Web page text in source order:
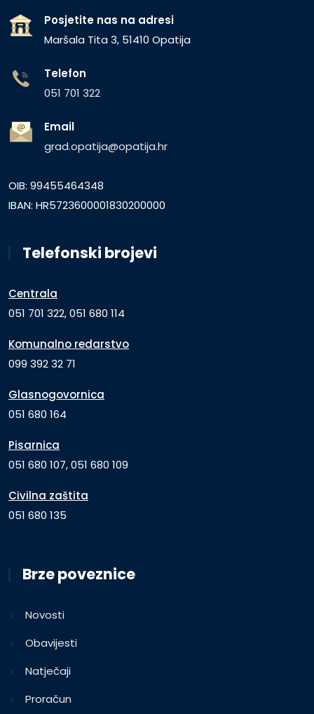
Posjetite nas na adresi
Maršala Tita 3, 51410 Opatija
Telefon
051 701 322
Email
grad.opatija@opatija.hr
OIB: 99455464348
IBAN: HR5723600001830200000
Telefonski brojevi
Centrala
051 701 322, 051 680 114
Komunalno redarstvo
099 392 32 71
Glasnogovornica
051 680 164
Pisarnica
051 680 107, 051 680 109
Civilna zaštita
051 680 135
Brze poveznice
Novosti
Obavijesti
Natječaji
Proračun